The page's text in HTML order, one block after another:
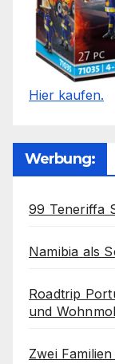
Hier kaufen.
Werbung:
99 Teneriffa
Namibia als
Roadtrip
und
Zwei